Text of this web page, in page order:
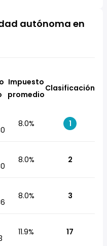
autónoma en
Impuesto
promedio
Clasificación
8.0% 1
8.0% 2
8.0% 3
11.9% 17